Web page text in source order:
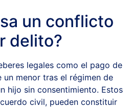
un conflicto
delito?
legales como el pago de
un menor tras el régimen de
hijo sin consentimiento. Estos
civil, pueden constituir